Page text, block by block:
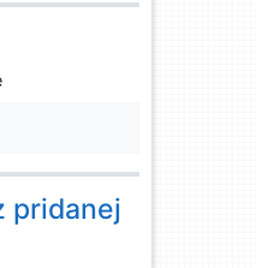
pridanej